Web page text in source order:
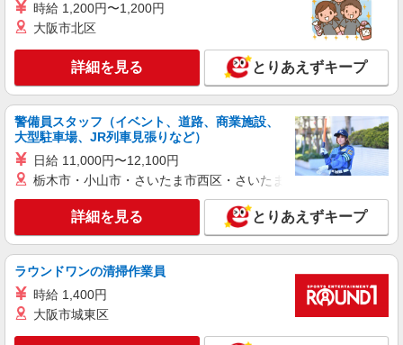
時給 1,200円〜1,200円
大阪市北区
詳細を見る とりあえずキープ
警備員スタッフ（イベント、道路、商業施設、
大型駐車場、JR列車見張りなど）
日給 11,000円〜12,100円
栃木市・小山市・さいたま市西区・さいたま市岩槻区・久喜市・
詳細を見る とりあえずキープ
ラウンドワンの清掃作業員
時給 1,400円
大阪市城東区